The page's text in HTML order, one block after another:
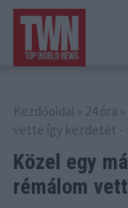
Kezdőoldal » 24 óra
vette így kezdetét -
Közel egy
rémálom